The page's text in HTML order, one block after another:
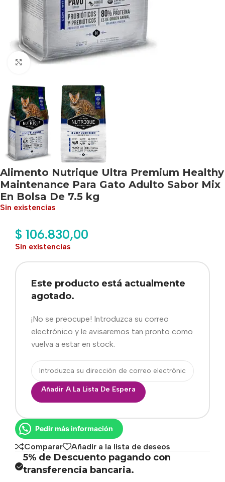
Haga clic para ampliar
Alimento Nutrique Ultra Premium Healthy
Maintenance Para Gato Adulto Sabor Mix
En Bolsa De 7.5 kg
Sin existencias
$ 106.830,00
Sin existencias
Este producto está actualmente
agotado.
¡No se preocupe! Introduzca su correo
electrónico y le avisaremos tan pronto como
vuelva a estar en stock.
Añadir A La Lista De Espera
Pedir más información
Comparar Añadir a la lista de deseos
5% de Descuento pagando con
transferencia bancaria.